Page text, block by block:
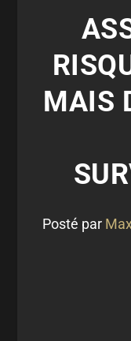
MAIS
Posté par